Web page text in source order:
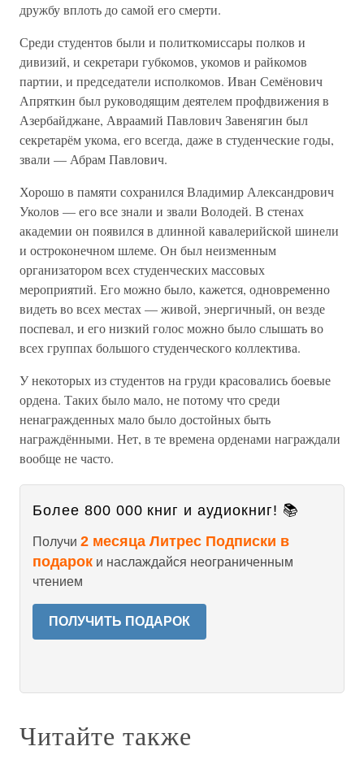
дружбу вплоть до самой его смерти.
Среди студентов были и политкомиссары полков и
дивизий, и секретари губкомов, укомов и райкомов
партии, и председатели исполкомов. Иван Семёнович
Апряткин был руководящим деятелем профдвижения в
Азербайджане, Авраамий Павлович Завенягин был
секретарём укома, его всегда, даже в студенческие годы,
звали — Абрам Павлович.
Хорошо в памяти сохранился Владимир Александрович
Уколов — его все знали и звали Володей. В стенах
академии он появился в длинной кавалерийской шинели
и остроконечном шлеме. Он был неизменным
организатором всех студенческих массовых
мероприятий. Его можно было, кажется, одновременно
видеть во всех местах — живой, энергичный, он везде
поспевал, и его низкий голос можно было слышать во
всех группах большого студенческого коллектива.
У некоторых из студентов на груди красовались боевые
ордена. Таких было мало, не потому что среди
ненагражденных мало было достойных быть
награждёнными. Нет, в те времена орденами награждали
вообще не часто.
Более 800 000 книг и аудиокниг! 📚
Получи 2 месяца Литрес Подписки в
подарок и наслаждайся неограниченным
чтением
ПОЛУЧИТЬ ПОДАРОК
Читайте также